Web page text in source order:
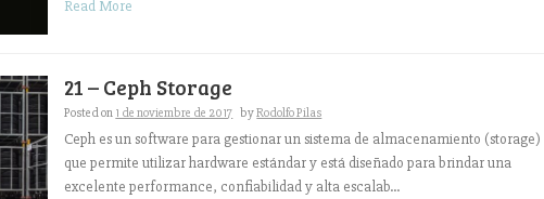
Read More
21 – Ceph Storage
Posted on 1 de noviembre de 2017 byRodolfo Pilas
Ceph es un software para gestionar un sistema de almacenamiento (storage)
que permite utilizar hardware estándar y está diseñado para brindar una
excelente performance, confiabilidad y alta escalab...